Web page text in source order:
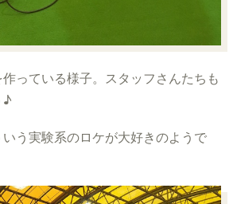
っている様子。スタッフさんたちも
♪
う実験系のロケが大好きのようで